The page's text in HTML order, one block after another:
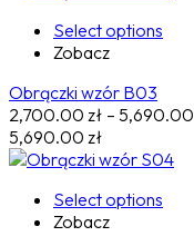
Select options
Zobacz
Obrączki wzór B03
2,700.00 zł – 5,690.00
5,690.00 zł
Select options
Zobacz